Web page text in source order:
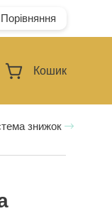
Порівняння
Кошик
знижок